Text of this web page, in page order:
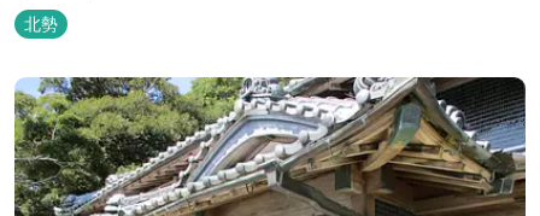
家族連れ用宿泊施設として、ハイキングやキャンプの拠点として最
適です。
北勢